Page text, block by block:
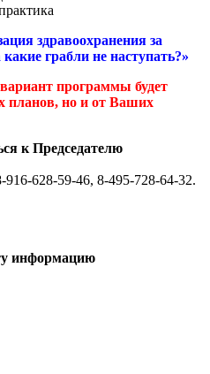
здравоохранения за
грабли не наступать?»
программы будет
планов, но и от Ваших
к Председателю
628-59-46, 8-495-728-64-32.
информацию